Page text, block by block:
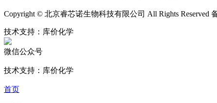
Copyright © 北京睿芯诺生物科技有限公司 All Rights Reserved
技术支持：库价化学
微信公众号
技术支持：库价化学
首页